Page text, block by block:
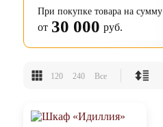
При покупке товара на сумму
от 30 000 руб.
120 240 Все